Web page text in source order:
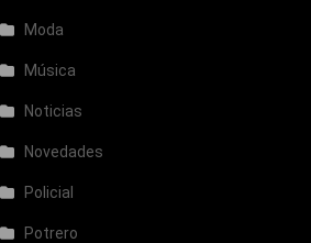
Moda
Música
Noticias
Novedades
Policial
Potrero